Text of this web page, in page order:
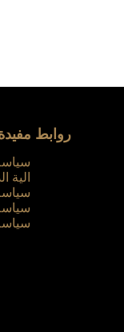
روابط
الية